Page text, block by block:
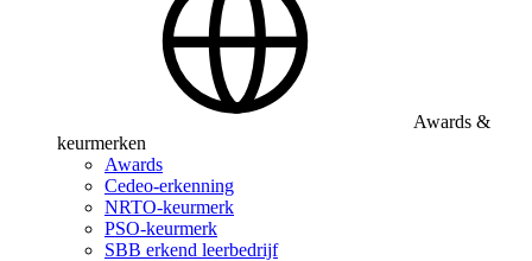
Awards &
keurmerken
Awards
Cedeo-erkenning
NRTO-keurmerk
PSO-keurmerk
SBB erkend leerbedrijf